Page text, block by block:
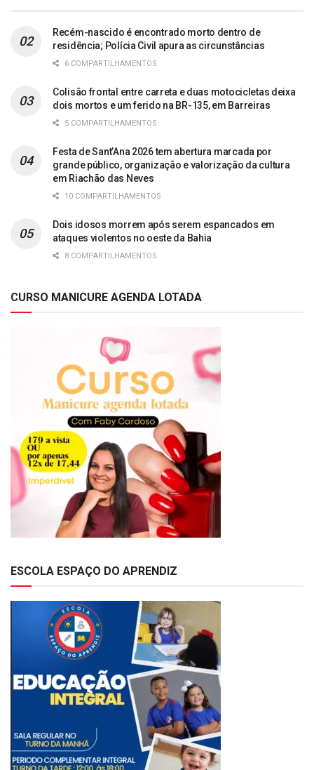
Recém-nascido é encontrado morto dentro de
residência; Polícia Civil apura as circunstâncias
6 COMPARTILHAMENTOS
Colisão frontal entre carreta e duas motocicletas deixa
dois mortos e um ferido na BR-135, em Barreiras
5 COMPARTILHAMENTOS
Festa de Sant’Ana 2026 tem abertura marcada por
grande público, organização e valorização da cultura
em Riachão das Neves
10 COMPARTILHAMENTOS
Dois idosos morrem após serem espancados em
ataques violentos no oeste da Bahia
8 COMPARTILHAMENTOS
CURSO MANICURE AGENDA LOTADA
ESCOLA ESPAÇO DO APRENDIZ